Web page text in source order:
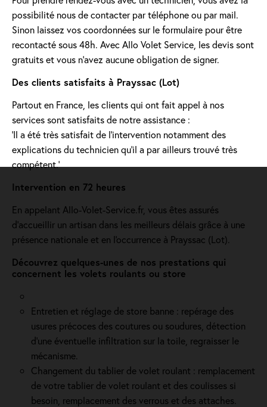
possibilité nous de contacter par téléphone ou par mail.
Sinon laissez vos coordonnées sur le formulaire pour être
recontacté sous 48h. Avec Allo Volet Service, les devis sont
gratuits et vous n'avez aucune obligation de signer.
Des clients satisfaits à Prayssac (Lot)
Partout en France, les clients qui ont fait appel à nos
services sont satisfaits de notre assistance :
'Il a été très satisfait de l’intervention notamment des
explications du technicien qu’il a par ailleurs trouvé très
compétent.'
Intervention en 72 heures
En appelant Allo-Volet-Service.fr, vous êtes assurés
d'accueillir un artisan dans les meilleurs délais grâce à une
présence nationale et en l'occurrence à Prayssac (Lot).
Découvrez quelques-unes de nos prestations qui
concernent les volets roulants ou store
Entretien et réglage de store banne : repérage des
usures précoces des coutures ou soudures, détection
d'une éventuelle infiltration sur la toile, regraisser le
mécanisme.
Changement du tablier de volet roulant : remplacement
de votre tablier de volet roulant et des coulisses si
besoin, remplacement des verrous et des attaches.